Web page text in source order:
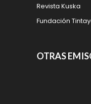
Revista Kuska
Fundación
OTRAS